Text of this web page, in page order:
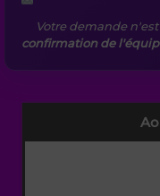
Votre demande
confirmation de